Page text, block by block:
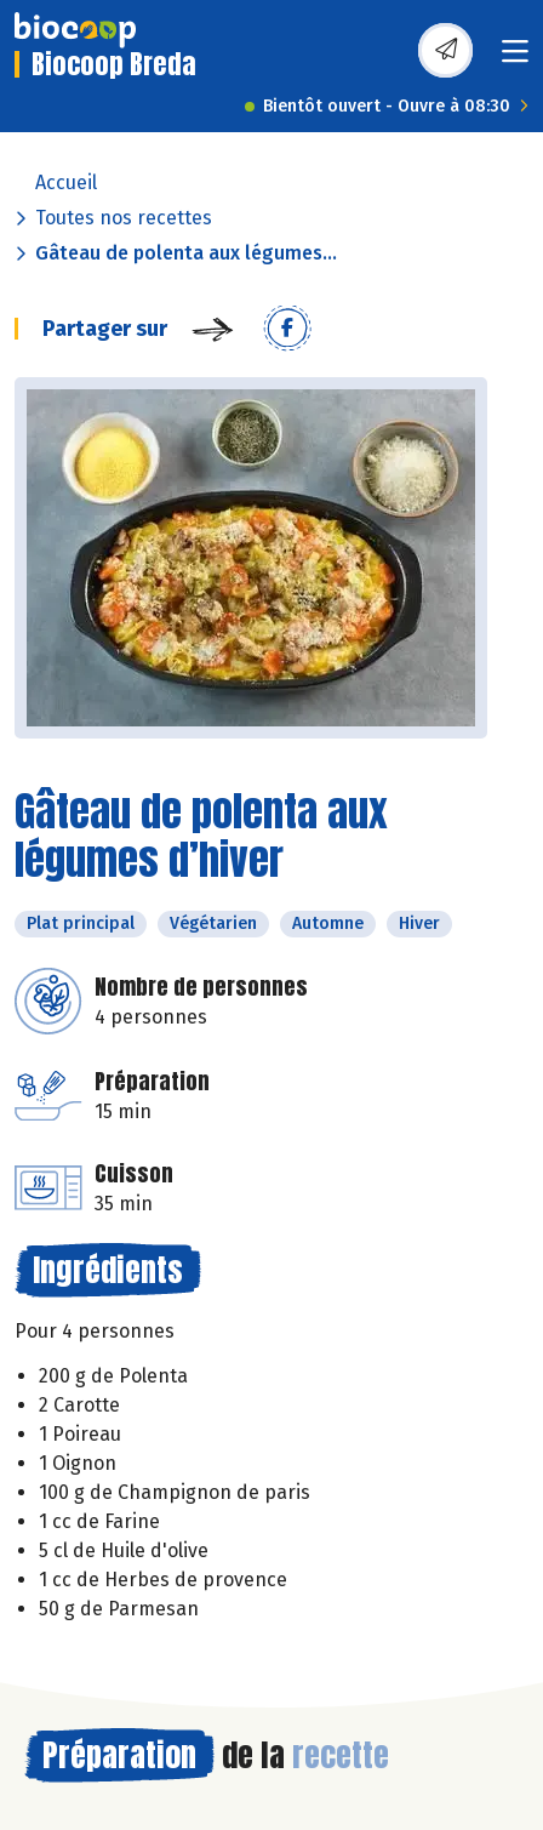
Biocoop Breda
Bientôt ouvert - Ouvre à 08:30
Accueil
Toutes nos recettes
Gâteau de polenta aux légumes...
Partager sur
Gâteau de polenta aux
légumes d’hiver
Plat principal Végétarien Automne Hiver
Nombre de personnes
4 personnes
Préparation
15 min
Cuisson
35 min
Ingrédients
Pour 4 personnes
200 g de Polenta
2 Carotte
1 Poireau
1 Oignon
100 g de Champignon de paris
1 cc de Farine
5 cl de Huile d'olive
1 cc de Herbes de provence
50 g de Parmesan
Préparation de la recette